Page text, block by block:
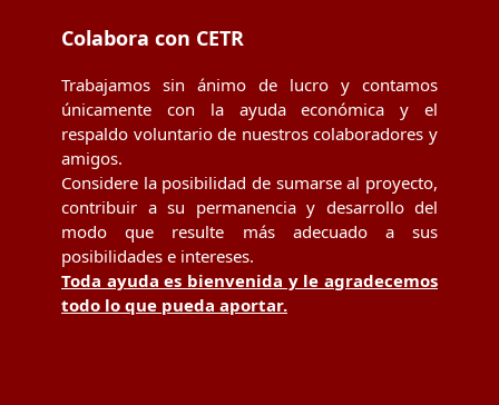
Colabora con CETR
Trabajamos sin ánimo de lucro y contamos
únicamente con la ayuda económica y el
respaldo voluntario de nuestros colaboradores y
amigos.
Considere la posibilidad de sumarse al proyecto,
contribuir a su permanencia y desarrollo del
modo que resulte más adecuado a sus
posibilidades e intereses.
Toda ayuda es bienvenida y le agradecemos
todo lo que pueda aportar.